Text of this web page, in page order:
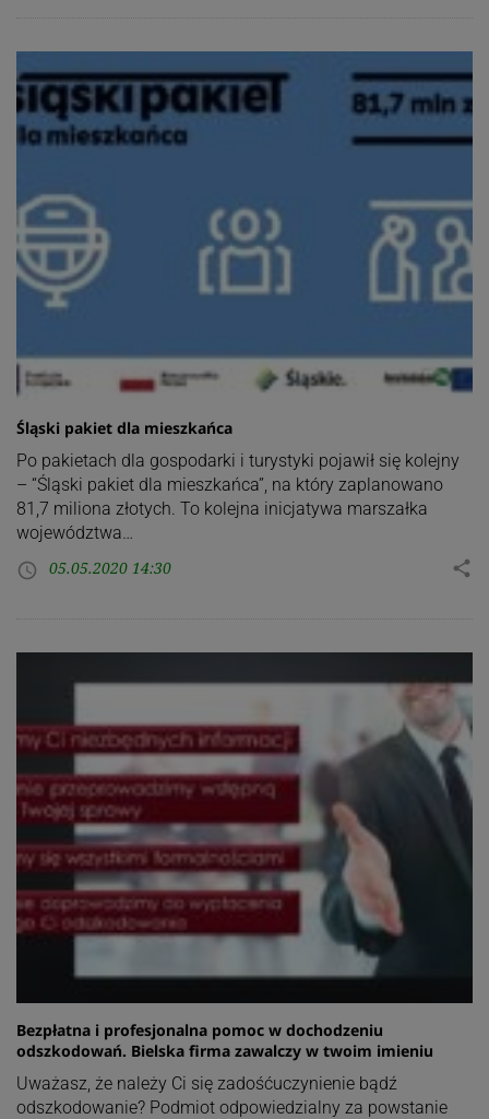
Śląski pakiet dla mieszkańca
Po pakietach dla gospodarki i turystyki pojawił się kolejny
– “Śląski pakiet dla mieszkańca”, na który zaplanowano
81,7 miliona złotych. To kolejna inicjatywa marszałka
województwa…
access_time 05.05.2020 14:30 share
Bezpłatna i profesjonalna pomoc w dochodzeniu
odszkodowań. Bielska firma zawalczy w twoim imieniu
Uważasz, że należy Ci się zadośćuczynienie bądź
odszkodowanie? Podmiot odpowiedzialny za powstanie